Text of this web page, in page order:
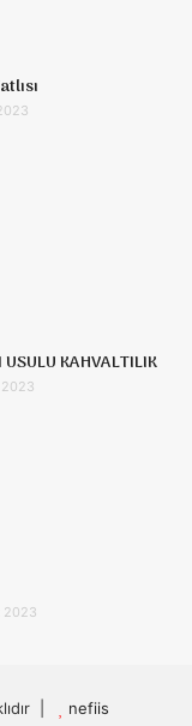
KAHVALTILIK
2023
2023
| nefiis